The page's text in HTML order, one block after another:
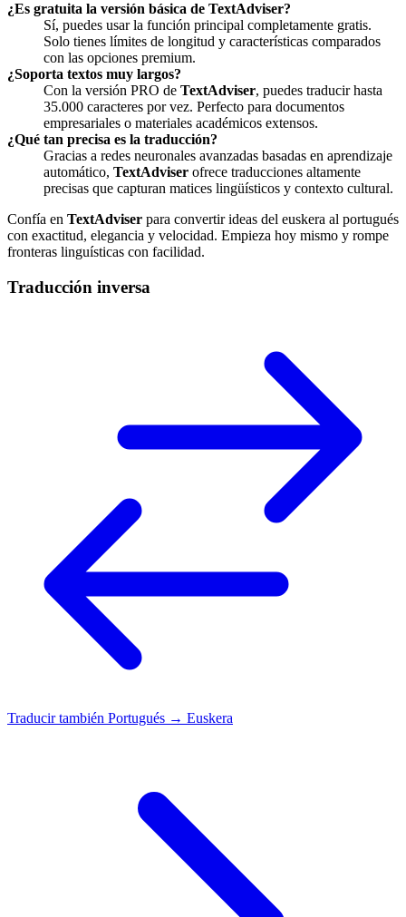
¿Es gratuita la versión básica de TextAdviser?
Sí, puedes usar la función principal completamente gratis.
Solo tienes límites de longitud y características comparados
con las opciones premium.
¿Soporta textos muy largos?
Con la versión PRO de TextAdviser, puedes traducir hasta
35.000 caracteres por vez. Perfecto para documentos
empresariales o materiales académicos extensos.
¿Qué tan precisa es la traducción?
Gracias a redes neuronales avanzadas basadas en aprendizaje
automático, TextAdviser ofrece traducciones altamente
precisas que capturan matices lingüísticos y contexto cultural.
Confía en TextAdviser para convertir ideas del euskera al portugués
con exactitud, elegancia y velocidad. Empieza hoy mismo y rompe
fronteras linguísticas con facilidad.
Traducción inversa
Traducir también Portugués → Euskera